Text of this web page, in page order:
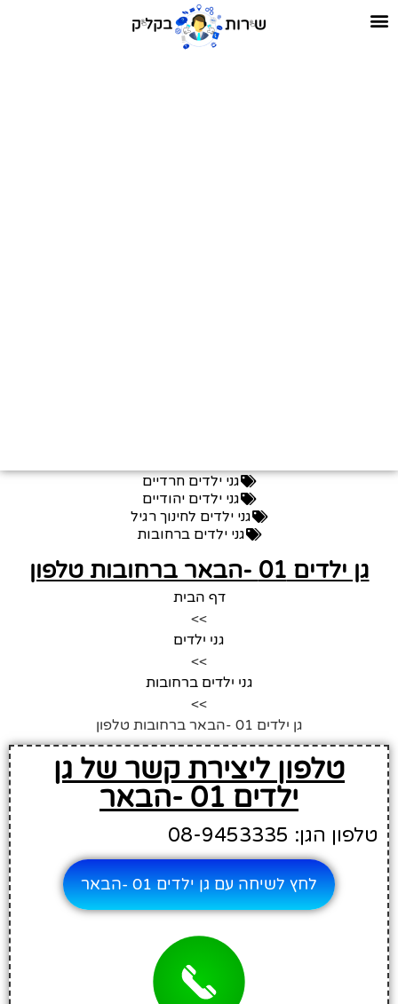
גני ילדים חרדיים
גני ילדים יהודיים
גני ילדים לחינוך רגיל
גני ילדים ברחובות
גן ילדים 01 -הבאר ברחובות טלפון
דף הבית
>>
גני ילדים
>>
גני ילדים ברחובות
>>
גן ילדים 01 -הבאר ברחובות טלפון
טלפון ליצירת קשר של גן
ילדים 01 -הבאר
טלפון הגן: 08-9453335
לחץ לשיחה עם גן ילדים 01 -הבאר